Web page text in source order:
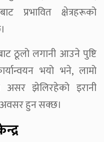
प्रभावित क्षेत्रहरूको
ठूलो लगानी आउने पुष्टि
भयो भने, लामो
असर झेलिरहेको इरानी
अवसर हुन सक्छ।